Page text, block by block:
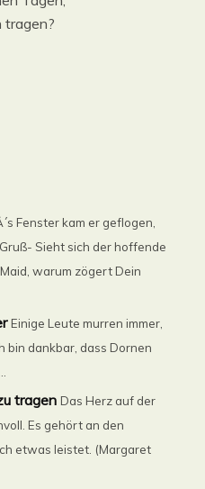
tragen?
Fenster kam er geflogen,
Sieht sich der hoffende
warum zögert Dein
Einige Leute murren immer,
bin dankbar, dass Dornen
tragen Das Herz auf der
Es gehört an den
etwas leistet. (Margaret